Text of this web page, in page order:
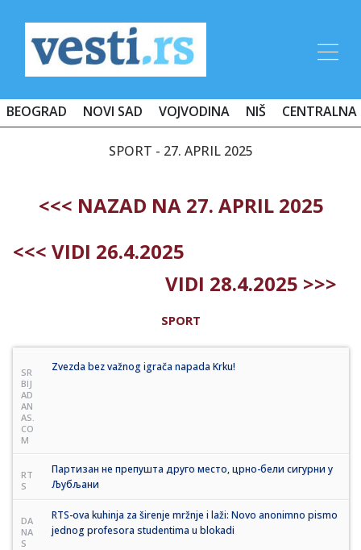
BEOGRAD NOVI SAD VOJVODINA NIŠ CENTRALNA
SPORT - 27. APRIL 2025
<<< NAZAD NA 27. APRIL 2025
<<< VIDI 26.4.2025
VIDI 28.4.2025 >>>
SPORT
SR
BIJ
AD
AN
AS.
CO
M
Zvezda bez važnog igrača napada Krku!
RT
S
Партизан не препушта друго место, црно-бели сигурни у
Љубљани
DA
NA
S
RTS-ova kuhinja za širenje mržnje i laži: Novo anonimno pismo
jednog profesora studentima u blokadi